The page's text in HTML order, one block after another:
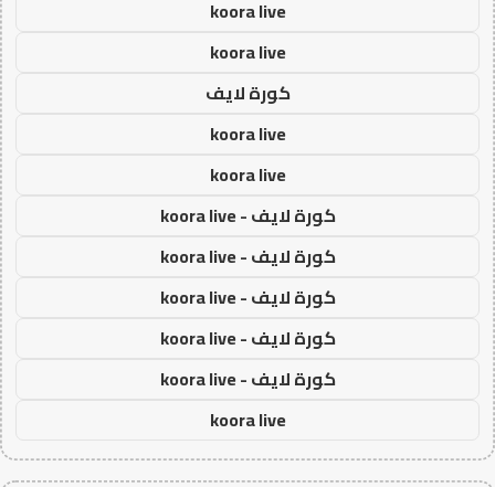
koora live
koora live
كورة لايف
koora live
koora live
كورة لايف - koora live
كورة لايف - koora live
كورة لايف - koora live
كورة لايف - koora live
كورة لايف - koora live
koora live